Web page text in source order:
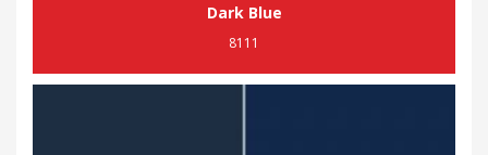
Dark Blue
8111